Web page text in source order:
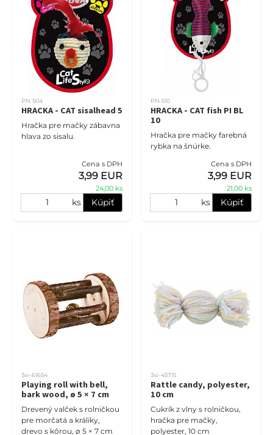
PN 504
HRACKA - CAT sisalhead 5
Hračka pre mačky zábavna
hlava zo sisalu.
Cena s DPH
3,99 EUR
24,00 ks
ks Kúpiť
PN 510
HRACKA - CAT fish PI BL
10
Hračka pre mačky farebná
rybka na šnúrke.
Cena s DPH
3,99 EUR
21,00 ks
ks Kúpiť
3xi-61654
Playing roll with bell,
bark wood, ø 5 × 7 cm
Drevený valček s rolničkou
pre morčatá a králiky,
drevo s kôrou, ø 5 × 7 cm
3xi-45715
Rattle candy, polyester,
10 cm
Cukrík z vlny s rolničkou,
hračka pre mačky,
polyester, 10 cm